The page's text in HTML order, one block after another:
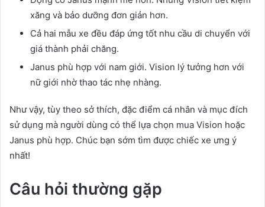
xăng và bảo dưỡng đơn giản hơn.
Cả hai mẫu xe đều đáp ứng tốt nhu cầu di chuyển với
giá thành phải chăng.
Janus phù hợp với nam giới. Vision lý tưởng hơn với
nữ giới nhờ thao tác nhẹ nhàng.
Như vậy, tùy theo sở thích, đặc điểm cá nhân và mục đích
sử dụng mà người dùng có thể lựa chọn mua Vision hoặc
Janus phù hợp. Chúc bạn sớm tìm được chiếc xe ưng ý
nhất!
Câu hỏi thường gặp